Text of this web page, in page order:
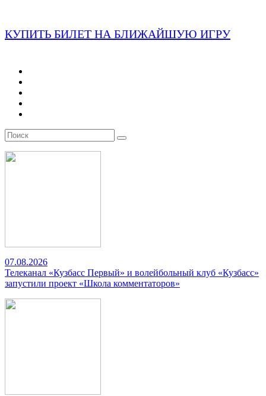
КУПИТЬ БИЛЕТ НА БЛИЖАЙШУЮ ИГРУ
07.08.2026
Телеканал «Кузбасс Первый» и волейбольный клуб «Кузбасс»
запустили проект «Школа комментаторов»